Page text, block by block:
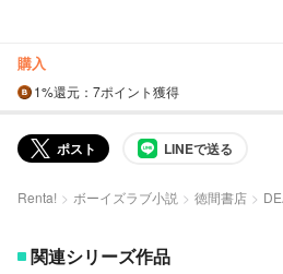
購入
1%還元 ：7ポイント獲得
ポスト LINEで送る
Renta! ボーイズラブ小説 徳間書店
関連シリーズ作品